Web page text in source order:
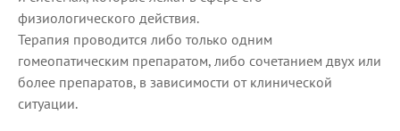
физиологического действия.
Терапия проводится либо только одним
гомеопатическим препаратом, либо сочетанием двух или
более препаратов, в зависимости от клинической
ситуации.